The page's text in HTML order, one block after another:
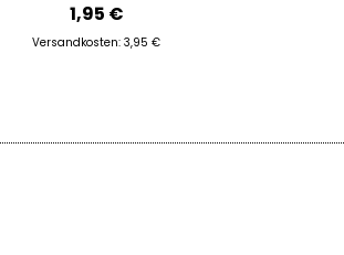
1,95 €
Versandkosten: 3,95 €